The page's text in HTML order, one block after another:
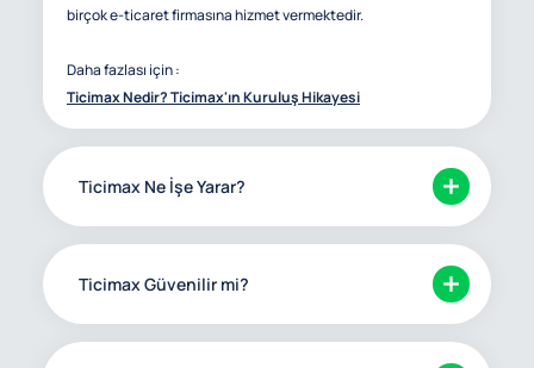
birçok e-ticaret firmasına hizmet vermektedir.
Daha fazlası için :
Ticimax Nedir? Ticimax'ın Kuruluş Hikayesi
Ticimax Ne İşe Yarar?
Ticimax Güvenilir mi?